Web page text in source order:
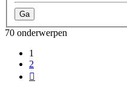
70 onderwerpen
1
2